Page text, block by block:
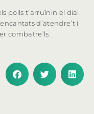
polls t’arruïnin el dia!
d’atendre’t i
combatre’ls.